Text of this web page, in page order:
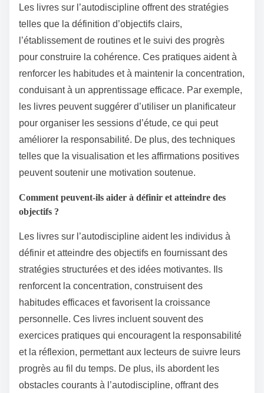
Les livres sur l’autodiscipline offrent des stratégies
telles que la définition d’objectifs clairs,
l’établissement de routines et le suivi des progrès
pour construire la cohérence. Ces pratiques aident à
renforcer les habitudes et à maintenir la concentration,
conduisant à un apprentissage efficace. Par exemple,
les livres peuvent suggérer d’utiliser un planificateur
pour organiser les sessions d’étude, ce qui peut
améliorer la responsabilité. De plus, des techniques
telles que la visualisation et les affirmations positives
peuvent soutenir une motivation soutenue.
Comment peuvent-ils aider à définir et atteindre des
objectifs ?
Les livres sur l’autodiscipline aident les individus à
définir et atteindre des objectifs en fournissant des
stratégies structurées et des idées motivantes. Ils
renforcent la concentration, construisent des
habitudes efficaces et favorisent la croissance
personnelle. Ces livres incluent souvent des
exercices pratiques qui encouragent la responsabilité
et la réflexion, permettant aux lecteurs de suivre leurs
progrès au fil du temps. De plus, ils abordent les
obstacles courants à l’autodiscipline, offrant des